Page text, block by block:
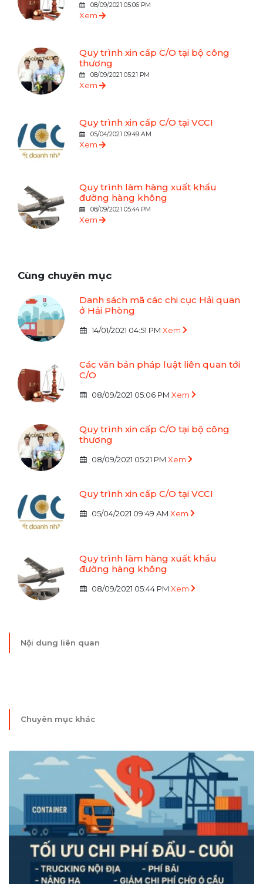
08/09/2021 05:06 PM
Xem
Quy trình xin cấp C/O tại bộ công
thương
08/09/2021 05:21 PM
Xem
Quy trình xin cấp C/O tại VCCI
05/04/2021 09:49 AM
Xem
Quy trình làm hàng xuất khẩu
đường hàng không
08/09/2021 05:44 PM
Xem
Cùng chuyên mục
Danh sách mã các chi cục Hải quan
ở Hải Phòng
14/01/2021 04:51 PM Xem
Các văn bản pháp luật liên quan tới
C/O
08/09/2021 05:06 PM Xem
Quy trình xin cấp C/O tại bộ công
thương
08/09/2021 05:21 PM Xem
Quy trình xin cấp C/O tại VCCI
05/04/2021 09:49 AM Xem
Quy trình làm hàng xuất khẩu
đường hàng không
08/09/2021 05:44 PM Xem
Nội dung liên quan
Chuyên mục khác